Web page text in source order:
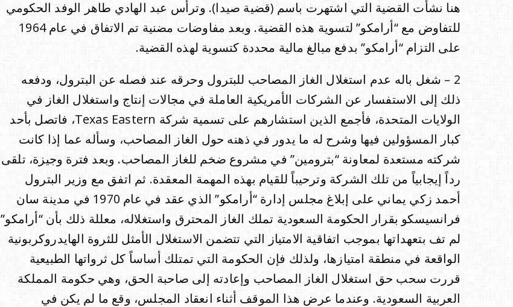
هنا نشأت القضية التي اشتهرت باسم (قضية صيدا). وترأس عبد الهادي طاهر الوفد الحكومي
للتفاوض مع “أرامكو” لتسوية هذه القضية. وبعد مفاوضات مضنية تم الاتفاق في عام 1964
على التزام “أرامكو” بدفع مبالغ مالية محددة كتسوية لهذه القضية.
2 – شغل باله عدم استغلال الغاز المصاحب للبترول وحرقه عند فصله عن البترول، ودفعه
ذلك إلى الاستفسار عن الشركات الأمريكية العاملة في مجالات إنتاج واستغلال الغاز في
الولايات المتحدة، فأجمع الذين استشارهم على تسمية شركة Texas Eastern، فاتصل بأحد
كبار المسؤولين فيها وشرح له ما يدور في ذهنه حول الغاز المصاحب، وسأله عما إذا كانت
شركته مستعدة لمعاونة “بترومين” في مشروع ضخم للغاز المصاحب. وبعد فترة وجيزة، تلقى
رداً إيجابياً من تلك الشركة وترحيباً للقيام بهذه المهمة المعقدة. ثم اتفق مع وزير البترول
أحمد زكي يماني على إبلاغ مجلس إدارة “أرامكو” الذي عقد في عام 1970 في مدينة سان
فرانسيسكو بقرار الحكومة السعودية تملك الغاز المحترق واستغلاله، معللة ذلك بأن “أرامكو”
لم تف بتعهداتها بموجب اتفاقية الامتياز التي تتضمن الاستغلال الأمثل للثروة الهايدروكربونية
الواقعة في منطقة امتيازها، ولذلك فإن الحكومة التي تمتلك أساساً كل ثرواتها الطبيعية
قررت سحب حق استغلال الغاز المصاحب وإعادته إلى صاحبة الحق، وهي حكومة المملكة
العربية السعودية. وعندما عرض هذا الموقف أثناء انعقاد المجلس، وقع ما لم يكن في